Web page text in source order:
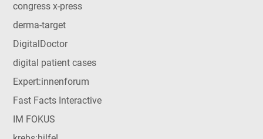
congress x-press
derma-target
DigitalDoctor
digital patient cases
Expert:innenforum
Fast Facts Interactive
IM FOKUS